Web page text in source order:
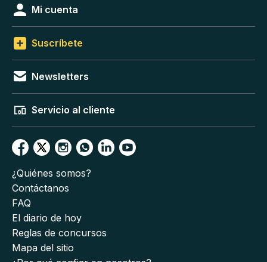
Mi cuenta
Suscríbete
Newsletters
Servicio al cliente
¿Quiénes somos?
Contáctanos
FAQ
El diario de hoy
Reglas de concursos
Mapa del sitio